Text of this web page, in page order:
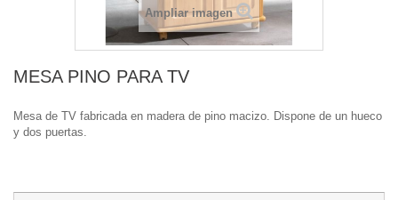
Ampliar imagen
MESA PINO PARA TV
Mesa de TV fabricada en madera de pino macizo. Dispone de un hueco
y dos puertas.